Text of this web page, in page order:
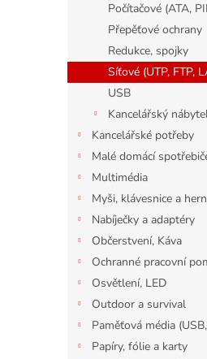
Počítačové (ATA,
Přepěťové ochrany
Redukce, spojky
Síťové (UTP, FTP,
USB
Kancelářský
Kancelářské potřeby
Malé domácí
Multimédia
Myši, klávesnice a
Nabíječky a adaptéry
Občerstvení, Káva
Ochranné pracovní
Osvětlení, LED
Outdoor a survival
Paměťová média
Papíry, fólie a karty